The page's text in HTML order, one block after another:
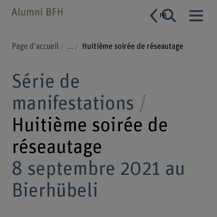
FR
Page d'accueil ... Huitième soirée de réseautage
Série de
manifestations
Huitième soirée de
réseautage
8 septembre 2021 au
Bierhübeli